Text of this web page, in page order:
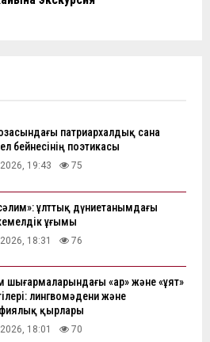
патриархалдық сана
бейнесінің поэтикасы
19:43 75
ұлттық дүниетанымдағы
ұғымы
18:31 76
шығармаларындағы «ар» және «ұят»
лингвомәдени және
қырлары
18:01 70